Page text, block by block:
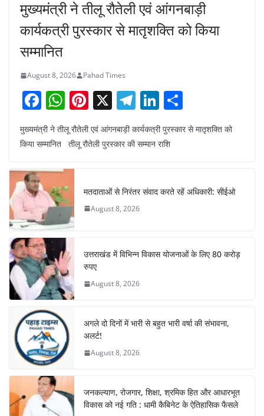
मुख्यमंत्री ने तीलू रौतेली एवं आंगनबाड़ी
कार्यकत्री पुरस्कार से मातृशक्ति को किया
सम्मानित
August 8, 2026 Pahad Times
F
a
c
b
o
o
k
W
h
at
A
p
p
Pi
nt
er
X T
el
e
m
Li
n
k
n
h
ar
मुख्यमंत्री ने तीलू रौतेली एवं आंगनबाड़ी कार्यकत्री पुरस्कार से मातृशक्ति को
किया सम्मानित तीलू रौतेली पुरस्कार की सम्मान राशि
मतदाताओं से निरंतर संवाद करते रहें अधिकारी: सीईओ
August 8, 2026
उत्तराखंड में विभिन्न विकास योजनाओं के लिए 80 करोड़
रुपए
August 8, 2026
अगले दो दिनों में भारी से बहुत भारी वर्षा की संभावना,
अलर्ट!
August 8, 2026
जनकल्याण, रोजगार, शिक्षा, श्रमिक हित और आधारभूत
विकास को नई गति : धामी कैबिनेट के ऐतिहासिक फैसले